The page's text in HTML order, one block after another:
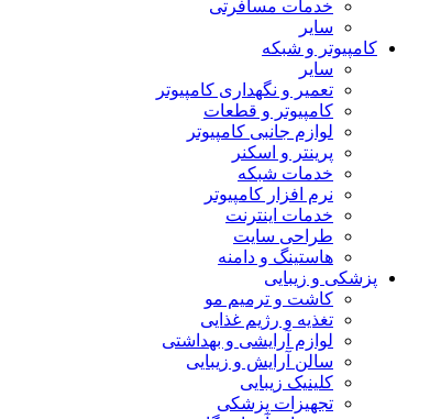
خدمات مسافرتی
سایر
کامپیوتر و شبکه
سایر
تعمیر و نگهداری کامپیوتر
کامپیوتر و قطعات
لوازم جانبی کامپیوتر
پرینتر و اسکنر
خدمات شبکه
نرم افزار کامپیوتر
خدمات اینترنت
طراحی سایت
هاستینگ و دامنه
پزشکی و زیبایی
کاشت و ترمیم مو
تغذیه و رژیم غذایی
لوازم آرایشی و بهداشتی
سالن آرایش و زیبایی
کلینیک زیبایی
تجهیزات پزشکی